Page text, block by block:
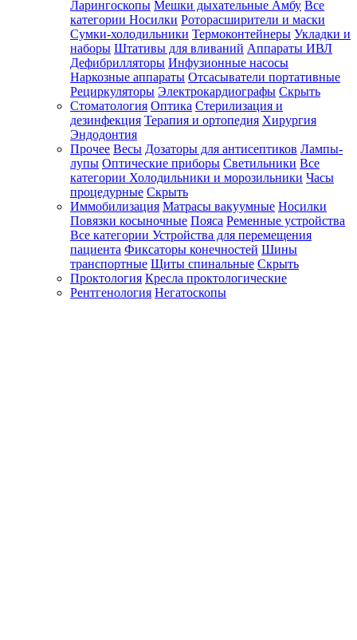
Ларингоскопы Мешки дыхательные Амбу Все
категории Носилки Роторасширители и маски
Сумки-холодильники Термоконтейнеры Укладки и
наборы Штативы для вливаний Аппараты ИВЛ
Дефибрилляторы Инфузионные насосы
Наркозные аппараты Отсасыватели портативные
Рециркуляторы Электрокардиографы Скрыть
Стоматология Оптика Стерилизация и
дезинфекция Терапия и ортопедия Хирургия
Эндодонтия
Прочее Весы Дозаторы для антисептиков Лампы-
лупы Оптические приборы Светильники Все
категории Холодильники и морозильники Часы
процедурные Скрыть
Иммобилизация Матрасы вакуумные Носилки
Повязки косыночные Пояса Ременные устройства
Все категории Устройства для перемещения
пациента Фиксаторы конечностей Шины
транспортные Щиты спинальные Скрыть
Проктология Кресла проктологические
Рентгенология Негатоскопы